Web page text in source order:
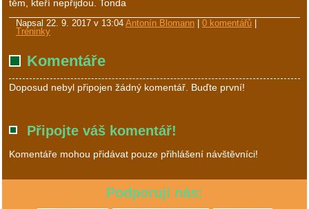
těm, kteří nepřijdou. Tonda
Napsal 22. 9. 2017 v 13:04 Antonín Blomann 0 komentářů
Tréninky
Komentáře
Doposud nebyl připojen žádný komentář. Buďte první!
Připojte váš komentář!
Komentáře mohou přidávat pouze přihlášení návštěvníci!
Podporují nás: